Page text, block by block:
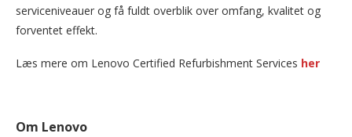
serviceniveauer og få fuldt overblik over omfang, kvalitet og
forventet effekt.
Læs mere om Lenovo Certified Refurbishment Services her
Om Lenovo